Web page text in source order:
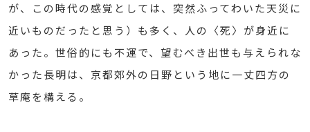
が、この時代の感覚としては、突然ふってわいた天災に
近いものだったと思う）も多く、人の〈死〉が身近に
あった。世俗的にも不運で、望むべき出世も与えられな
かった長明は、京都郊外の日野という地に一丈四方の
草庵を構える。